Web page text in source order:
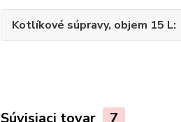
Kotlíkové súpravy, objem 15 L